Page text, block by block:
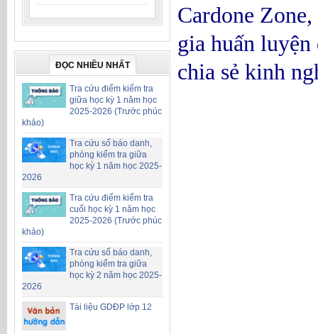
ĐỌC NHIỀU NHẤT
Tra cứu điểm kiểm tra
giữa học kỳ 1 năm học
2025-2026 (Trước phúc
khảo)
Tra cứu số báo danh,
phòng kiểm tra giữa
học kỳ 1 năm học 2025-
2026
Tra cứu điểm kiểm tra
cuối học kỳ 1 năm học
2025-2026 (Trước phúc
khảo)
Tra cứu số báo danh,
phòng kiểm tra giữa
học kỳ 2 năm học 2025-
2026
Tài liệu GDĐP lớp 12
Cardone
gia huấn
chia sẻ kinh